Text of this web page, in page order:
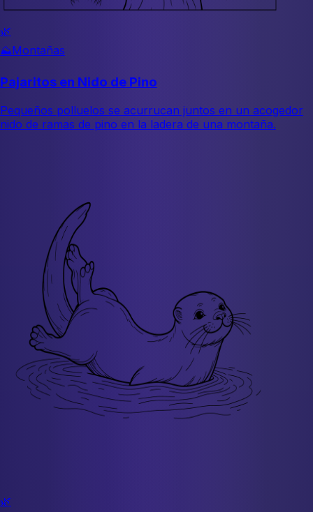
🌿
⛰️Montañas
Pajaritos en Nido de Pino
Pequeños polluelos se acurrucan juntos en un acogedor
nido de ramas de pino en la ladera de una montaña.
🌿